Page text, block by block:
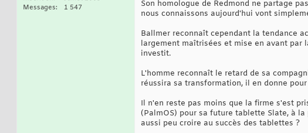
Messages
1 547
Son homologue de Redmond ne partage
nous connaissons aujourd'hui vont
Ballmer reconnaît cependant la tendance
largement maîtrisées et mise en avant par
investit.
L'homme reconnaît le retard de sa
réussira sa transformation, il en donne
Il n'en reste pas moins que la firme s'est
(PalmOS) pour sa future tablette Slate, à
aussi peu croire au succès des tablettes ?